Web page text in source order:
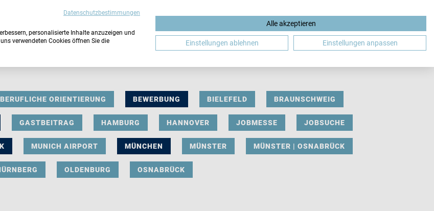
DE
BERUFLICHE ORIENTIERUNG BEWERBUNG BIELEFELD BRAUNSCHWEIG
GASTBEITRAG HAMBURG HANNOVER JOBMESSE JOBSUCHE
MUNICH AIRPORT MÜNCHEN MÜNSTER MÜNSTER | OSNABRÜCK
OLDENBURG OSNABRÜCK
Datenschutzbestimmungen
personalisierte Inhalte anzuzeigen und
verwendeten Cookies öffnen Sie die
Alle akzeptieren
Einstellungen ablehnen Einstellungen anpassen